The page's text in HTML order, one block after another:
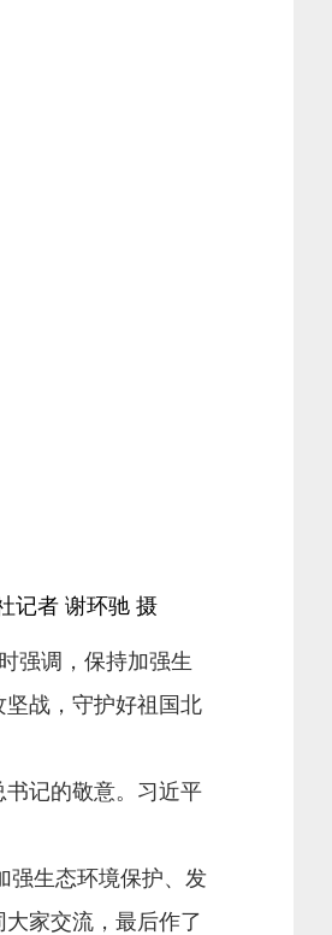
记者 谢环驰 摄
强调，保持加强生
战，守护好祖国北
记的敬意。习近平
强生态环境保护、发
家交流，最后作了